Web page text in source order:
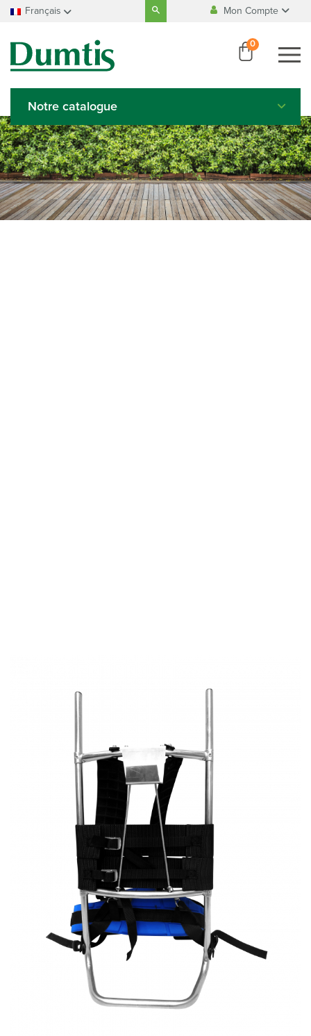
Français
Nederlands
Español
Search
for:
Mon Compte
Se connecter
0
Paiement100% sécurisé
Notre catalogue